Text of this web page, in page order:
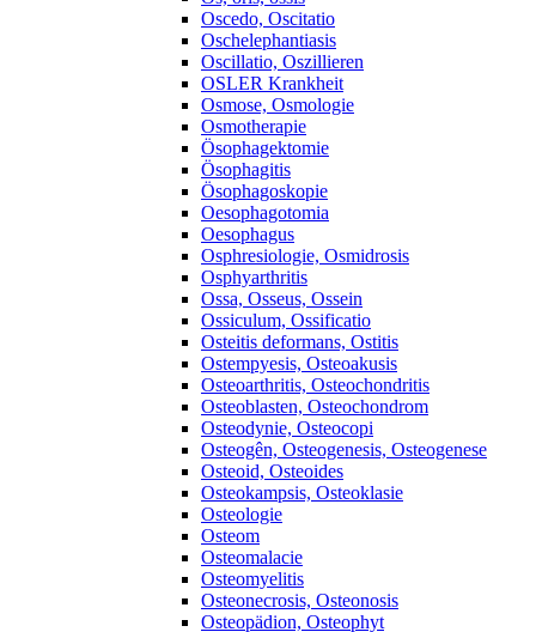
Oscedo, Oscitatio
Oschelephantiasis
Oscillatio, Oszillieren
OSLER Krankheit
Osmose, Osmologie
Osmotherapie
Ösophagektomie
Ösophagitis
Ösophagoskopie
Oesophagotomia
Oesophagus
Osphresiologie, Osmidrosis
Osphyarthritis
Ossa, Osseus, Ossein
Ossiculum, Ossificatio
Osteitis deformans, Ostitis
Ostempyesis, Osteoakusis
Osteoarthritis, Osteochondritis
Osteoblasten, Osteochondrom
Osteodynie, Osteocopi
Osteogên, Osteogenesis, Osteogenese
Osteoid, Osteoides
Osteokampsis, Osteoklasie
Osteologie
Osteom
Osteomalacie
Osteomyelitis
Osteonecrosis, Osteonosis
Osteopädion, Osteophyt